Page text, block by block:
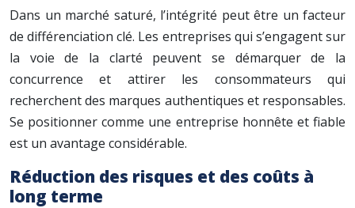
Dans un marché saturé, l’intégrité peut être un facteur
de différenciation clé. Les entreprises qui s’engagent sur
la voie de la clarté peuvent se démarquer de la
concurrence et attirer les consommateurs qui
recherchent des marques authentiques et responsables.
Se positionner comme une entreprise honnête et fiable
est un avantage considérable.
Réduction des risques et des coûts à
long terme